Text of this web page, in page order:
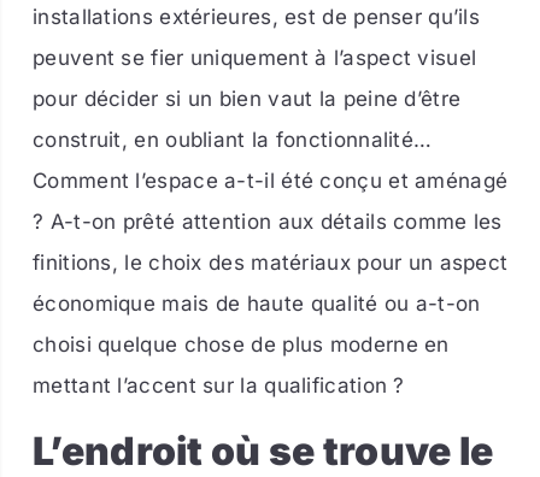
installations extérieures, est de penser qu’ils
peuvent se fier uniquement à l’aspect visuel
pour décider si un bien vaut la peine d’être
construit, en oubliant la fonctionnalité…
Comment l’espace a-t-il été conçu et aménagé
? A-t-on prêté attention aux détails comme les
finitions, le choix des matériaux pour un aspect
économique mais de haute qualité ou a-t-on
choisi quelque chose de plus moderne en
mettant l’accent sur la qualification ?
L’endroit où se trouve le